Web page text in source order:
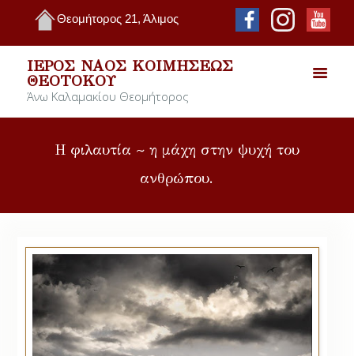
Θεομήτορος 21, Άλιμος
ΙΕΡΌΣ ΝΑΌΣ ΚΟΙΜΉΣΕΩΣ
ΘΕΟΤΌΚΟΥ
Άνω Καλαμακίου Θεομήτορος
Η φιλαυτία ~ η μάχη στην ψυχή του
ανθρώπου.